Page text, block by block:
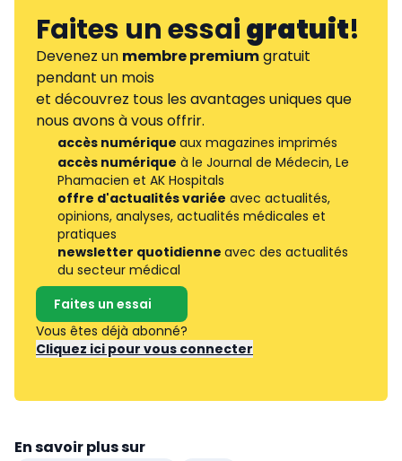
Faites un essaigratuit!
Devenez un membre premiumgratuit
pendant un mois
et découvrez tous les avantages uniques que
nous avons à vous offrir.
accès numérique aux magazines imprimés
accès numérique à le Journal de Médecin, Le
Phamacien et AK Hospitals
offre d'actualités variée avec actualités,
opinions, analyses, actualités médicales et
pratiques
newsletter quotidienne avec des actualités
du secteur médical
Faites un essai
Vous êtes déjà abonné?
Cliquez ici pour vous connecter
En savoir plus sur